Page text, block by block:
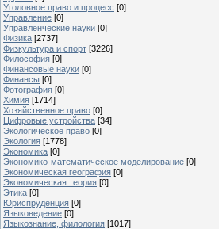
Уголовное право и процесс [0]
Управление [0]
Управленческие науки [0]
Физика [2737]
Физкультура и спорт [3226]
Философия [0]
Финансовые науки [0]
Финансы [0]
Фотография [0]
Химия [1714]
Хозяйственное право [0]
Цифровые устройства [34]
Экологическое право [0]
Экология [1778]
Экономика [0]
Экономико-математическое моделирование [0]
Экономическая география [0]
Экономическая теория [0]
Этика [0]
Юриспруденция [0]
Языковедение [0]
Языкознание, филология [1017]